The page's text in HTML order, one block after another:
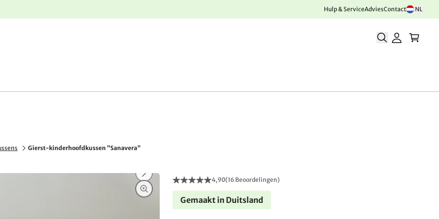
Hulp & ServiceAdviesContact NL
Gierst-kinderhoofdkussen "Sanavera"
4,90(16 Beoordelingen)
Gemaakt in Duitsland